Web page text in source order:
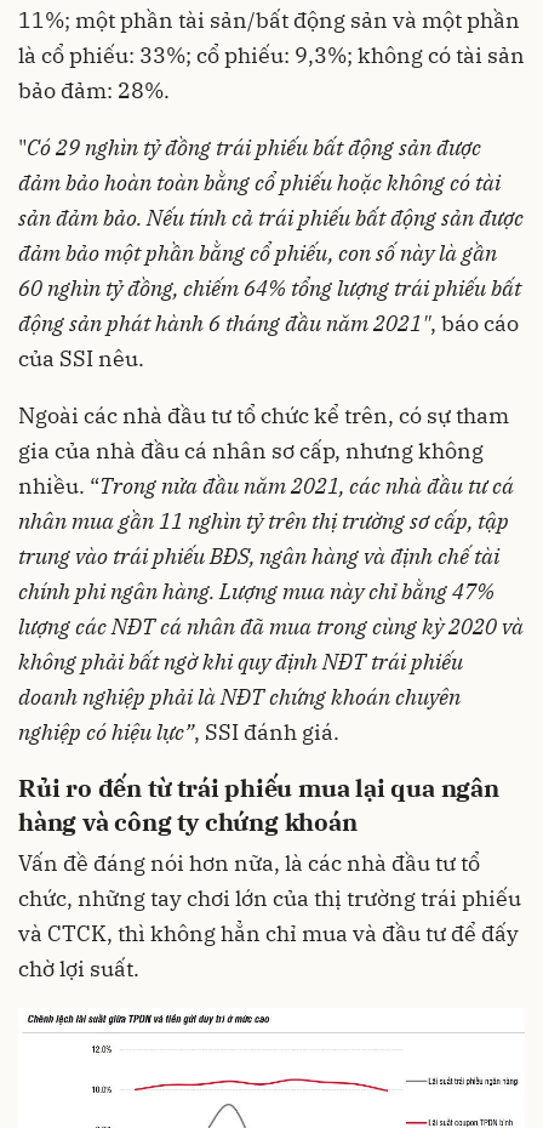
11%; một phần tài sản/bất động sản và một phần
là cổ phiếu: 33%; cổ phiếu: 9,3%; không có tài sản
bảo đảm: 28%.
"Có 29 nghìn tỷ đồng trái phiếu bất động sản được
đảm bảo hoàn toàn bằng cổ phiếu hoặc không có tài
sản đảm bảo. Nếu tính cả trái phiếu bất động sản được
đảm bảo một phần bằng cổ phiếu, con số này là gần
60 nghìn tỷ đồng, chiếm 64% tổng lượng trái phiếu bất
động sản phát hành 6 tháng đầu năm 2021", báo cáo
của SSI nêu.
Ngoài các nhà đầu tư tổ chức kể trên, có sự tham
gia của nhà đầu cá nhân sơ cấp, nhưng không
nhiều. “Trong nửa đầu năm 2021, các nhà đầu tư cá
nhân mua gần 11 nghìn tỷ trên thị trường sơ cấp, tập
trung vào trái phiếu BĐS, ngân hàng và định chế tài
chính phi ngân hàng. Lượng mua này chỉ bằng 47%
lượng các NĐT cá nhân đã mua trong cùng kỳ 2020 và
không phải bất ngờ khi quy định NĐT trái phiếu
doanh nghiệp phải là NĐT chứng khoán chuyên
nghiệp có hiệu lực”, SSI đánh giá.
Rủi ro đến từ trái phiếu mua lại qua ngân
hàng và công ty chứng khoán
Vấn đề đáng nói hơn nữa, là các nhà đầu tư tổ
chức, những tay chơi lớn của thị trường trái phiếu
và CTCK, thì không hẳn chỉ mua và đầu tư để đấy
chờ lợi suất.